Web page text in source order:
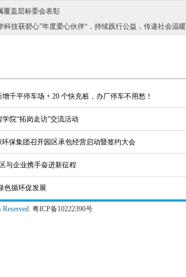
覆盖层标委会表彰
科技获碧心”年度爱心伙伴“，持续践行公益，传递社会温暖
千平停车场 + 20 个快充桩，办厂停车不用愁！
院“拓岗走访”交流活动
保集团召开园区承包经营启动暨签约大会
与企业携手奋进新征程
色循环促发展
粤ICP备10222390号